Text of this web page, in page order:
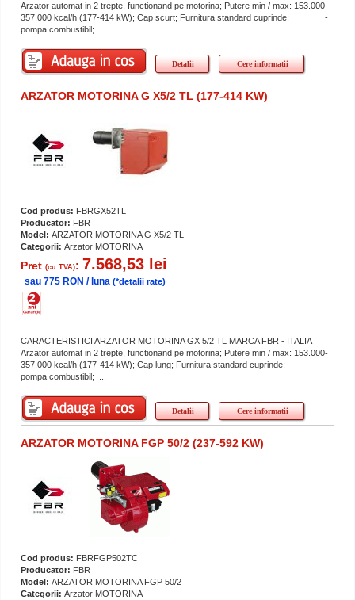
Arzator automat in 2 trepte, functionand pe motorina; Putere min / max: 153.000-
357.000 kcal/h (177-414 kW); Cap scurt; Furnitura standard cuprinde: -
pompa combustibil; ...
Detalii Cere informatii
ARZATOR MOTORINA G X5/2 TL (177-414 KW)
Cod produs: FBRGX52TL
Producator: FBR
Model: ARZATOR MOTORINA G X5/2 TL
Categorii: Arzator MOTORINA
Pret (cu TVA): 7.568,53 lei
sau 775 RON / luna (*detalii rate)
CARACTERISTICI ARZATOR MOTORINA GX 5/2 TL MARCA FBR - ITALIA
Arzator automat in 2 trepte, functionand pe motorina; Putere min / max: 153.000-
357.000 kcal/h (177-414 kW); Cap lung; Furnitura standard cuprinde: -
pompa combustibil; ...
Detalii Cere informatii
ARZATOR MOTORINA FGP 50/2 (237-592 KW)
Cod produs: FBRFGP502TC
Producator: FBR
Model: ARZATOR MOTORINA FGP 50/2
Categorii: Arzator MOTORINA